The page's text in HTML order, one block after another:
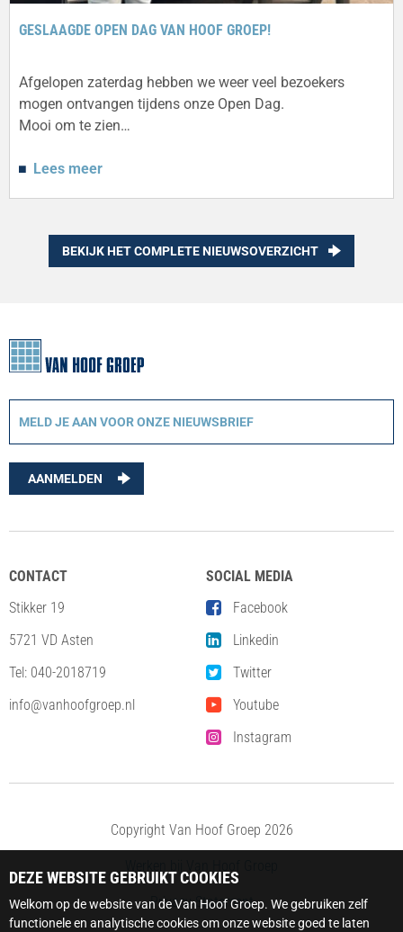
GESLAAGDE OPEN DAG VAN HOOF GROEP!
Afgelopen zaterdag hebben we weer veel bezoekers
mogen ontvangen tijdens onze Open Dag.
Mooi om te zien…
Lees meer
BEKIJK HET COMPLETE NIEUWSOVERZICHT
AANMELDEN
CONTACT
Stikker 19
5721 VD Asten
Tel: 040-2018719
info@vanhoofgroep.nl
SOCIAL MEDIA
Facebook
Linkedin
Twitter
Youtube
Instagram
Copyright Van Hoof Groep 2026
Privacy Statement
DEZE WEBSITE GEBRUIKT COOKIES
Welkom op de website van de Van Hoof Groep. We gebruiken zelf
functionele en analytische cookies om onze website goed te laten